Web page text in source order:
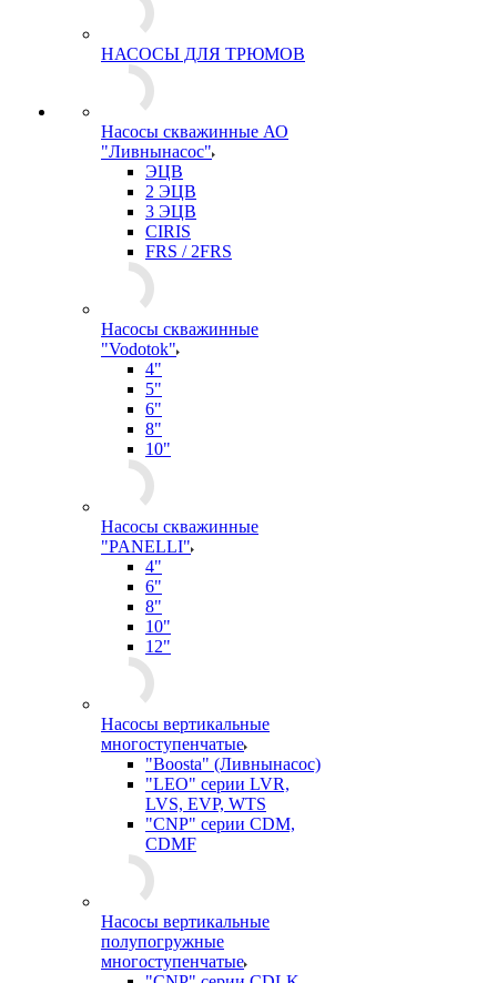
НАСОСЫ ДЛЯ ТРЮМОВ
Насосы скважинные АО
"Ливнынасос"
ЭЦВ
2 ЭЦВ
3 ЭЦВ
CIRIS
FRS / 2FRS
Насосы скважинные
"Vodotok"
4"
5"
6"
8"
10"
Насосы скважинные
"PANELLI"
4"
6"
8"
10"
12"
Насосы вертикальные
многоступенчатые
"Boosta" (Ливнынасос)
"LEO" серии LVR,
LVS, EVP, WTS
"CNP" серии CDM,
CDMF
Насосы вертикальные
полупогружные
многоступенчатые